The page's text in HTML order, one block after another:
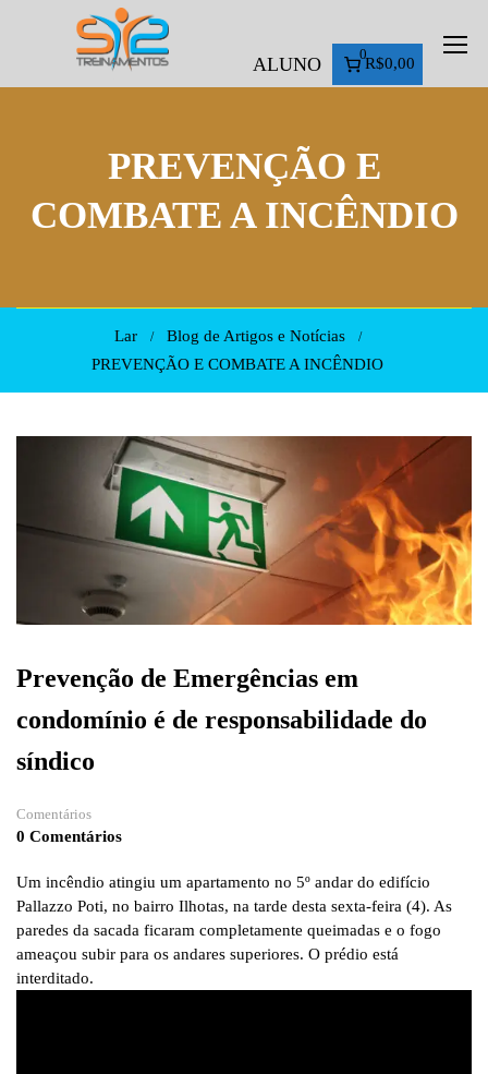
ALUNO 0
R$0,00
PREVENÇÃO E
COMBATE A INCÊNDIO
Lar
Blog de Artigos e Notícias
PREVENÇÃO E COMBATE A INCÊNDIO
Prevenção de Emergências em
condomínio é de responsabilidade do
síndico
Comentários
0 Comentários
Um incêndio atingiu um apartamento no 5º andar do edifício
Pallazzo Poti, no bairro Ilhotas, na tarde desta sexta-feira (4). As
paredes da sacada ficaram completamente queimadas e o fogo
ameaçou subir para os andares superiores. O prédio está
interditado.